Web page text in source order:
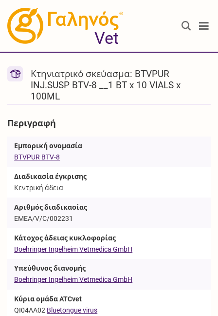
®
Vet
Κτηνιατρικό σκεύασμα: BTVPUR
INJ.SUSP BTV-8 __1 BT x 10 VIALS x
100ML
Περιγραφή
Εμπορική ονομασία
BTVPUR BTV-8
Διαδικασία έγκρισης
Κεντρική άδεια
Αριθμός διαδικασίας
EMEA/V/C/002231
Κάτοχος άδειας κυκλοφορίας
Boehringer Ingelheim Vetmedica GmbH
Υπεύθυνος διανομής
Boehringer Ingelheim Vetmedica GmbH
Κύρια ομάδα ATCvet
QI04AA02 Bluetongue virus